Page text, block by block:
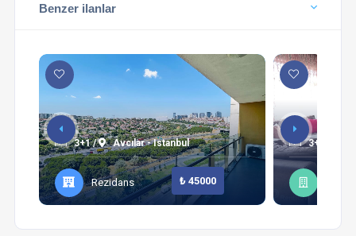
Benzer ilanlar
3+1 / Avcılar - Istanbul
Rezidans ₺ 45000
3+1 /